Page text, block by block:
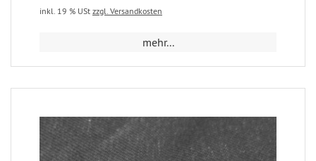
inkl. 19 % USt zzgl. Versandkosten
mehr...